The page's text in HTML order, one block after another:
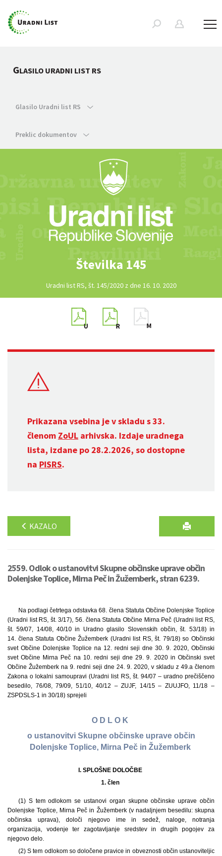
GLASILO URADNI LIST RS
Glasilo Uradni list RS
Preklic dokumentov
Številka 145
Uradni list RS, št. 145/2020 z dne 16. 10. 2020
Prikazana vsebina je v skladu s 33.
členom ZoUL arhivska. Izdaje uradnega
lista, izdane po 28.2.2026, so dostopne
na PISRS.
KAZALO
2559. Odlok o ustanovitvi Skupne občinske uprave občin
Dolenjske Toplice, Mirna Peč in Žužemberk, stran 6239.
Na podlagi četrtega odstavka 68. člena Statuta Občine Dolenjske Toplice
(Uradni list RS, št. 3/17), 56. člena Statuta Občine Mirna Peč (Uradni list RS,
št. 59/07, 14/08, 40/10 in Uradno glasilo Slovenskih občin, št. 53/18) in
14. člena Statuta Občine Žužemberk (Uradni list RS, št. 79/18) so Občinski
svet Občine Dolenjske Toplice na 12. redni seji dne 30. 9. 2020, Občinski
svet Občine Mirna Peč na 10. redni seji dne 29. 9. 2020 in Občinski svet
Občine Žužemberk na 9. redni seji dne 24. 9. 2020, v skladu z 49.a členom
Zakona o lokalni samoupravi (Uradni list RS, št. 94/07 – uradno prečiščeno
besedilo, 76/08, 79/09, 51/10, 40/12 – ZUJF, 14/15 – ZUUJFO, 11/18 –
ZSPDSLS-1 in 30/18) sprejeli
O D L O K
o ustanovitvi Skupne občinske uprave občin
Dolenjske Toplice, Mirna Peč in Žužemberk
I. SPLOŠNE DOLOČBE
1. člen
(1) S tem odlokom se ustanovi organ skupne občinske uprave občin
Dolenjske Toplice, Mirna Peč in Žužemberk (v nadaljnjem besedilu: skupna
občinska uprava), določi njegovo ime in sedež, naloge, notranja
organizacija, vodenje ter zagotavljanje sredstev in drugih pogojev za
njegovo delo.
(2) S tem odlokom so določene pravice in obveznosti občin ustanoviteljic